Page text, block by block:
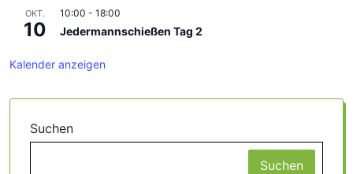
OKT.
10
10:00 - 18:00
Jedermannschießen Tag 2
Kalender anzeigen
Suchen
Suchen